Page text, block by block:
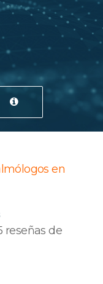
en
reseñas de